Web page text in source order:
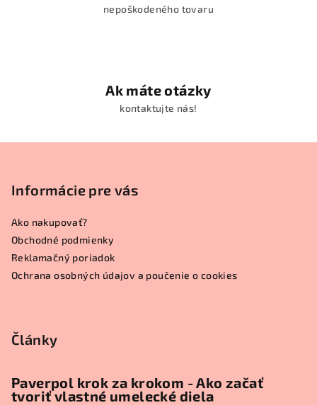
nepoškodeného tovaru
Ak máte otázky
kontaktujte nás!
Informácie pre vás
Ako nakupovať?
Obchodné podmienky
Reklamačný poriadok
Ochrana osobných údajov a poučenie o cookies
Články
Paverpol krok za krokom - Ako začať
tvoriť vlastné umelecké diela